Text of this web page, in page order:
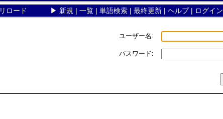
リロード ▶ 新規 | 一覧| 単語検索| 最終更新| ヘルプ| ログイン
ユーザー名:
パスワード: